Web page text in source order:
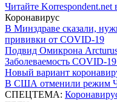
Читайте Korrespondent.net
Коронавирус
В Минздраве сказали,
прививки от COVID-19
Подвид Омикрона
Заболеваемость COVID-
Новый вариант
В США отменили режим
СПЕЦТЕМА: